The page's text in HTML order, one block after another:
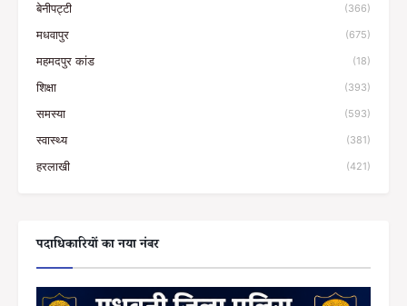
बेनीपट्टी (366)
मधवापुर (675)
महमदपुर कांड (18)
शिक्षा (393)
समस्या (593)
स्वास्थ्य (381)
हरलाखी (421)
पदाधिकारियों का नया नंबर